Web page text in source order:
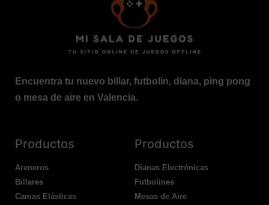
Encuentra tu nuevo billar, futbolín, diana, ping pong
o mesa de aire en Valencia.
Productos
Areneros
Billares
Camas Elásticas
Productos
Dianas Electrónicas
Futbolines
Mesas de Aire